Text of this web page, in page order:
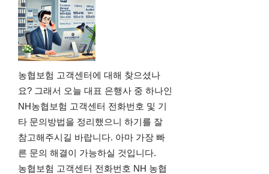
농협보험 고객센터에 대해 찾으셨나
요? 그래서 오늘 대표 은행사 중 하나인
NH농협보험 고객센터 전화번호 및 기
타 문의방법을 정리했으니 하기를 잘
참고해주시길 바랍니다. 아마 가장 빠
른 문의 해결이 가능하실 것입니다.
농협보험 고객센터 전화번호 NH 농협